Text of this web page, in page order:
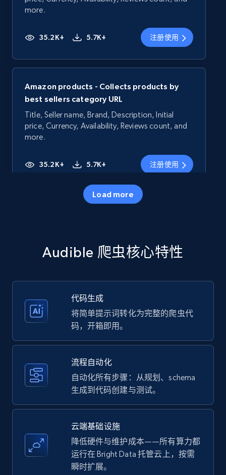
more.
35.2K+ 5.7K+ 注册使用
Amazon products - Collects products by
best sellers category URL
Title, Seller name, Brand, Description, Initial
price, Currency, Availability, Reviews count, and
more.
35.2K+ 5.7K+ 注册使用
price, Currency, Availability, Reviews count, and
Amazon products - Collects products by
Title, Seller name, Brand, Description, Initial
price, Currency, Availability, Reviews count, and
Amazon products - find products by using
Load more
Audible 爬虫核心特性
代码生成
将简单提示词转化为完整的爬虫代
码，开箱即用。
流程自动化
自动化所有步骤：从规划、schema
生成到代码创建与测试。
云端基础设施
降低硬件与维护成本——所有算力都
运行在 Bright Data 托管云上，按需
瞬时扩展。